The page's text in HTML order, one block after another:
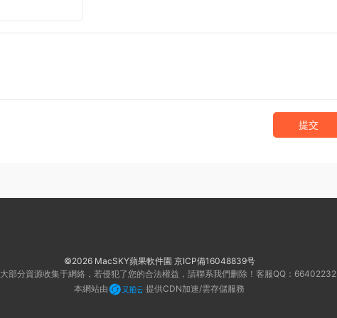
提交
©2026 MacSKY蘋果軟件園 京ICP備16048839号
部分資源收集于網絡，若侵犯了您的合法權益，請聯系我們删除！客服QQ：66402232
本網站由
提供CDN加速/雲存儲服務